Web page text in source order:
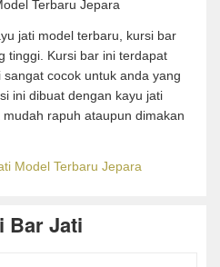
Terbaru Jepara
jati model terbaru, kursi bar
tinggi. Kursi bar ini terdapat
cocok untuk anda yang
ini dibuat dengan kayu jati
rapuh ataupun dimakan
Bar Jati